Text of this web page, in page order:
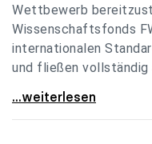
Wettbewerb
Wissenschaftsfonds
internationalen
und fließen vollständig
Gemeinsam für einen
...weiterlesen